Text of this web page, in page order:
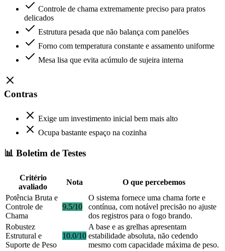
Controle de chama extremamente preciso para pratos
delicados
Estrutura pesada que não balança com panelões
Forno com temperatura constante e assamento uniforme
Mesa lisa que evita acúmulo de sujeira interna
Contras
Exige um investimento inicial bem mais alto
Ocupa bastante espaço na cozinha
📊 Boletim de Testes
Critério
avaliado
Nota
O que percebemos
Potência Bruta e
Controle de
Chama
9.5/10
O sistema fornece uma chama forte e
contínua, com notável precisão no ajuste
dos registros para o fogo brando.
Robustez
Estrutural e
Suporte de Peso
10.0/10
A base e as grelhas apresentam
estabilidade absoluta, não cedendo
mesmo com capacidade máxima de peso.